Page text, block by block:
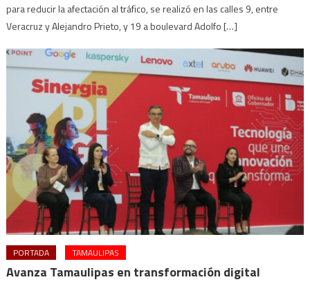
para reducir la afectación al tráfico, se realizó en las calles 9, entre
Veracruz y Alejandro Prieto, y 19 a boulevard Adolfo […]
PORTADA TAMAULIPAS
Avanza Tamaulipas en transformación digital